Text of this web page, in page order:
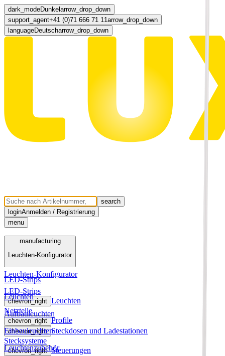
dark_modeDunkel arrow_drop_down
support_agent+41 (0)71 666 71 11arrow_drop_down
languageDeutscharrow_drop_down
search
loginAnmelden / Registrierung
menu
Menü
manufacturing
Leuchten-Konfigurator
LED-Strips
chevron_right Leuchten
Netzteile
chevron_right Profile
chevron_right Steckdosen und Ladestationen
Stecksysteme
chevron_right Steuerungen
manufacturing
Leuchten-Konfigurator
LED-Strips
Leuchten
Aufbauleuchten
Einbauleuchten
Leuchtenzubehör